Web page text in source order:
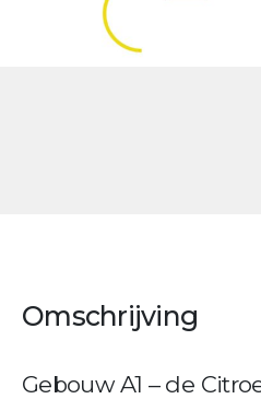
Omschrijving
Gebouw A1 – de